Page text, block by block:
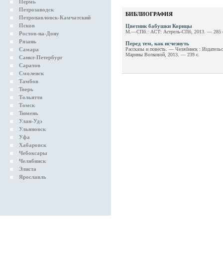
Пермь
Петрозаводск
Петропавловск-Камчатский
Псков
Ростов-на-Дону
Рязань
Самара
Санкт-Петербург
Саратов
Смоленск
Тамбов
Тверь
Тольятти
Томск
Тюмень
Улан-Удэ
Ульяновск
Уфа
Хабаровск
Чебоксары
Челябинск
Элиста
Ярославль
БИБЛИОГРАФИЯ
Цветник бабушки Корицы
М.—СПб.: АСТ: Астрель-СПб, 2013. — 285
Перед тем, как исчезнуть
Рассказы и повесть. — Челябинск :
Марины Волковой, 2013. — 239 с.